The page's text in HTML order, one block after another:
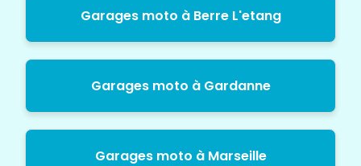
Garages moto à Berre L'etang
Garages moto à Gardanne
Garages moto à Marseille